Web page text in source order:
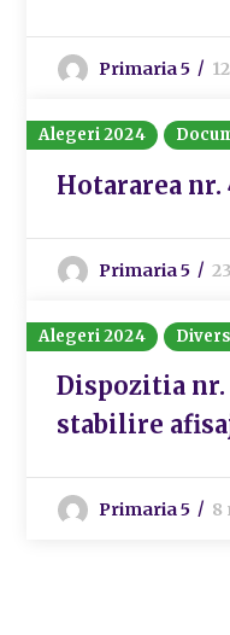
Primaria 5
Alegeri 2024
Hotararea nr.
Primaria 5
Alegeri 2024
Dispozitia nr.
stabilire
Primaria 5 8